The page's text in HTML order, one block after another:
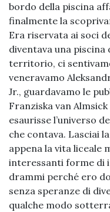
bordo della piscina
finalmente la
Era riservata ai soci
diventava una
territorio, ci
veneravamo
Jr., guardavamo le
Franziska van
esaurisse l’universo
che contava. Lasciai
appena la vita liceale
interessanti forme di
drammi perché ero
senza speranze di
qualche modo